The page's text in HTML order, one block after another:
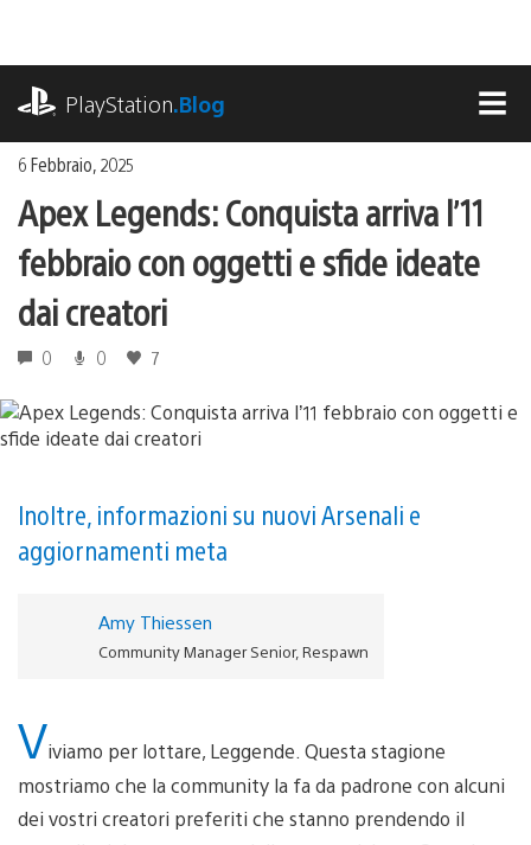
contenuto
PlayStation.Blog
6 Febbraio, 2025
Apex Legends: Conquista arriva l’11
febbraio con oggetti e sfide ideate
dai creatori
0 0 7
Inoltre, informazioni su nuovi Arsenali e
aggiornamenti meta
Amy Thiessen
Community Manager Senior, Respawn
Viviamo per lottare, Leggende. Questa stagione
mostriamo che la community la fa da padrone con alcuni
dei vostri creatori preferiti che stanno prendendo il